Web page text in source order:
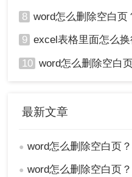
以上就是小编为大家总
部方法介绍了，如以上
8 word怎么删除空白页
9 excel表格里面怎么换行
10 word怎么删除空白页？
最新文章
● word怎么删除空白页
● word怎么删除空白页